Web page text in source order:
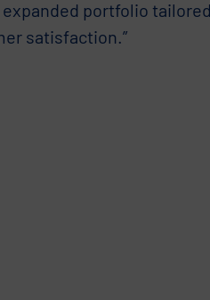
portfolio
satisfaction.”